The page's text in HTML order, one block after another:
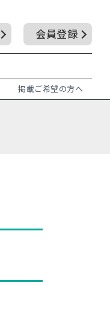
会員登録
掲載ご希望の方へ